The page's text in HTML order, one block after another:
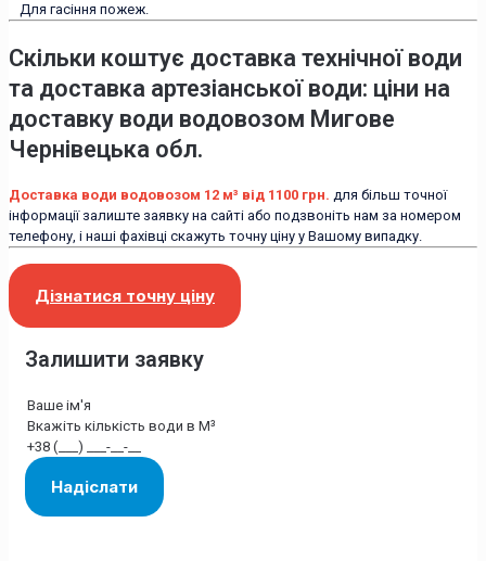
Для гасіння пожеж.
Скільки коштує доставка технічної води
та доставка артезіанської води: ціни на
доставку води водовозом Мигове
Чернівецька обл.
Доставка води водовозом 12 м³ від 1100 грн. для більш точної
інформації залиште заявку на сайті або подзвоніть нам за номером
телефону, і наші фахівці скажуть точну ціну у Вашому випадку.
Дізнатися точну ціну
Залишити заявку